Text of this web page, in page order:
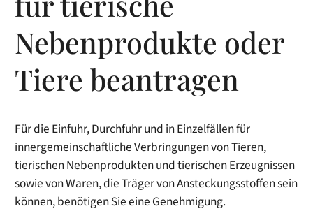
Nebenprodukte oder
Tiere beantragen
Für die Einfuhr, Durchfuhr und in Einzelfällen für
innergemeinschaftliche Verbringungen von Tieren,
tierischen Nebenprodukten und tierischen Erzeugnissen
sowie von Waren, die Träger von Ansteckungsstoffen sein
können, benötigen Sie eine Genehmigung.